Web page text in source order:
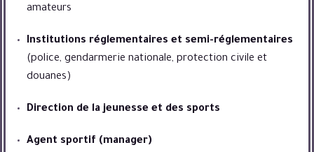
amateurs
Institutions réglementaires et semi-réglementaires
(police, gendarmerie nationale, protection civile et
douanes)
Direction de la jeunesse et des sports
Agent sportif (manager)